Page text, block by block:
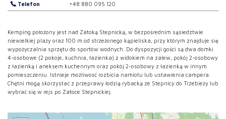
Telefon +48 880 095 120
Kemping położony jest nad Zatoką Stepnicką, w bezpośrednim sąsiedztwie
niewielkiej plaży oraz 100 m od strzeżonego kąpieliska, przy którym znajduje się
wypożyczalnia sprzętu do sportów wodnych. Do dyspozycji gości są dwa domki
4-osobowe (2 pokoje, kuchnia, łazienka) z widokiem na zalew, pokój 2-osobowy
z łazienką i aneksem kuchennym oraz pokój 2-osobowy z łazienką w innym
pomieszczeniu. Istnieje możliwość rozbicia namiotu lub ustawienia campera.
Chętni mogą skorzystać z przeprawy łodzią rybacką ze Stepnicy do Trzebieży lub
wybrać się w rejs po Zatoce Stepnickiej.